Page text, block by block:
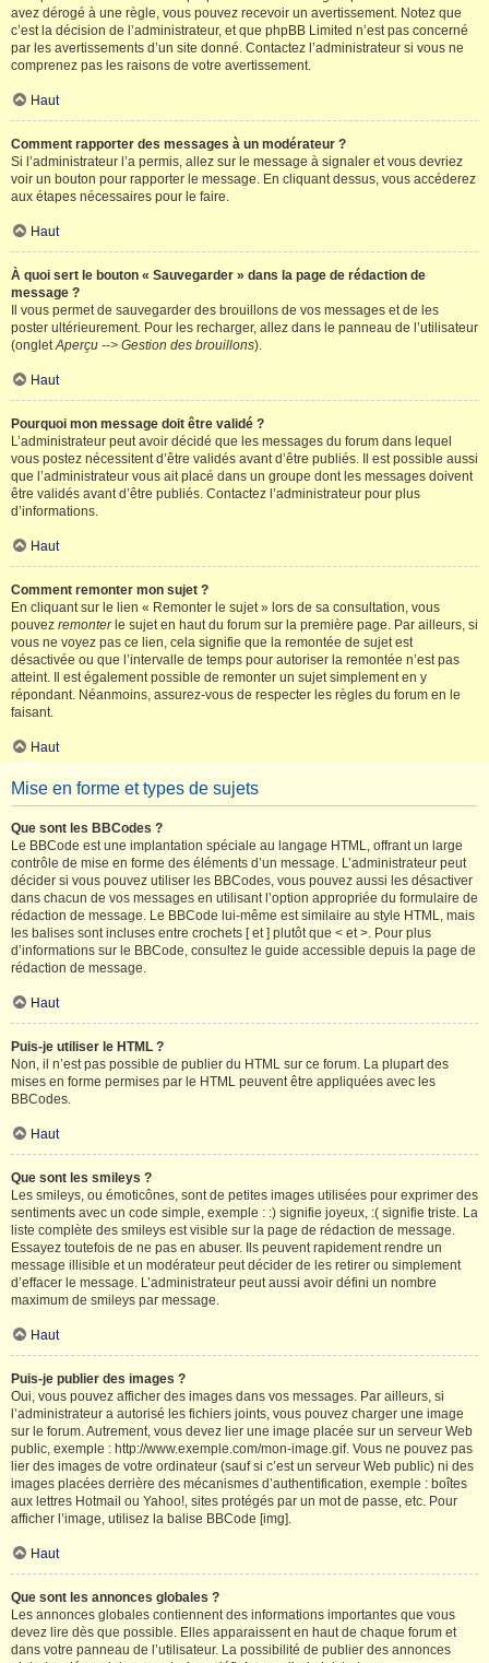
avez dérogé à une règle, vous pouvez recevoir un avertissement. Notez que
c’est la décision de l’administrateur, et que phpBB Limited n’est pas concerné
par les avertissements d’un site donné. Contactez l’administrateur si vous ne
comprenez pas les raisons de votre avertissement.
Haut
Comment rapporter des messages à un modérateur ?
Si l’administrateur l’a permis, allez sur le message à signaler et vous devriez
voir un bouton pour rapporter le message. En cliquant dessus, vous accéderez
aux étapes nécessaires pour le faire.
Haut
À quoi sert le bouton « Sauvegarder » dans la page de rédaction de
message ?
Il vous permet de sauvegarder des brouillons de vos messages et de les
poster ultérieurement. Pour les recharger, allez dans le panneau de l’utilisateur
(ongletAperçu --> Gestion des brouillons).
Haut
Pourquoi mon message doit être validé ?
L’administrateur peut avoir décidé que les messages du forum dans lequel
vous postez nécessitent d’être validés avant d’être publiés. Il est possible aussi
que l’administrateur vous ait placé dans un groupe dont les messages doivent
être validés avant d’être publiés. Contactez l’administrateur pour plus
d’informations.
Haut
Comment remonter mon sujet ?
En cliquant sur le lien « Remonter le sujet » lors de sa consultation, vous
pouvez remonterle sujet en haut du forum sur la première page. Par ailleurs, si
vous ne voyez pas ce lien, cela signifie que la remontée de sujet est
désactivée ou que l’intervalle de temps pour autoriser la remontée n’est pas
atteint. Il est également possible de remonter un sujet simplement en y
répondant. Néanmoins, assurez-vous de respecter les règles du forum en le
faisant.
Haut
Mise en forme et types de sujets
Que sont les BBCodes ?
Le BBCode est une implantation spéciale au langage HTML, offrant un large
contrôle de mise en forme des éléments d’un message. L’administrateur peut
décider si vous pouvez utiliser les BBCodes, vous pouvez aussi les désactiver
dans chacun de vos messages en utilisant l’option appropriée du formulaire de
rédaction de message. Le BBCode lui-même est similaire au style HTML, mais
les balises sont incluses entre crochets [ et ] plutôt que < et >. Pour plus
d’informations sur le BBCode, consultez le guide accessible depuis la page de
rédaction de message.
Haut
Puis-je utiliser le HTML ?
Non, il n’est pas possible de publier du HTML sur ce forum. La plupart des
mises en forme permises par le HTML peuvent être appliquées avec les
BBCodes.
Haut
Que sont les smileys ?
Les smileys, ou émoticônes, sont de petites images utilisées pour exprimer des
sentiments avec un code simple, exemple : :) signifie joyeux, :( signifie triste. La
liste complète des smileys est visible sur la page de rédaction de message.
Essayez toutefois de ne pas en abuser. Ils peuvent rapidement rendre un
message illisible et un modérateur peut décider de les retirer ou simplement
d’effacer le message. L’administrateur peut aussi avoir défini un nombre
maximum de smileys par message.
Haut
Puis-je publier des images ?
Oui, vous pouvez afficher des images dans vos messages. Par ailleurs, si
l’administrateur a autorisé les fichiers joints, vous pouvez charger une image
sur le forum. Autrement, vous devez lier une image placée sur un serveur Web
public, exemple : http://www.exemple.com/mon-image.gif. Vous ne pouvez pas
lier des images de votre ordinateur (sauf si c’est un serveur Web public) ni des
images placées derrière des mécanismes d’authentification, exemple : boîtes
aux lettres Hotmail ou Yahoo!, sites protégés par un mot de passe, etc. Pour
afficher l’image, utilisez la balise BBCode [img].
Haut
Que sont les annonces globales ?
Les annonces globales contiennent des informations importantes que vous
devez lire dès que possible. Elles apparaissent en haut de chaque forum et
dans votre panneau de l’utilisateur. La possibilité de publier des annonces